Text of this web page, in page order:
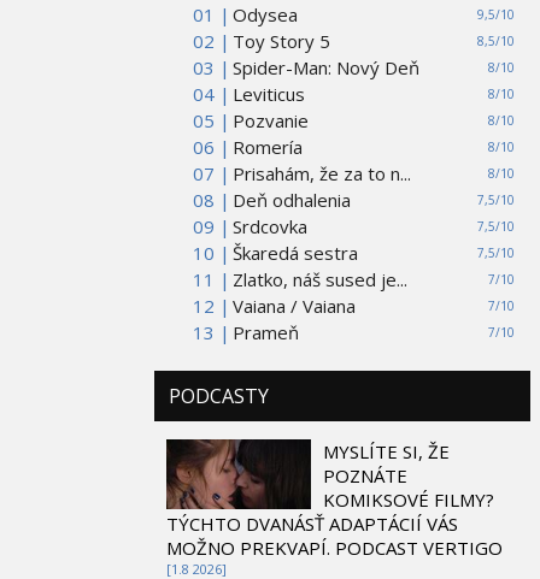
01 | 9,5/10
Odysea
02 |
8,5/10
Toy Story 5
03 |
8/10
Spider-Man: Nový Deň
04 |
8/10
Leviticus
05 |
8/10
Pozvanie
06 |
8/10
Romería
07 |
8/10
Prisahám, že za to n...
08 |
7,5/10
Deň odhalenia
09 |
7,5/10
Srdcovka
10 |
7,5/10
Škaredá sestra
11 |
7/10
Zlatko, náš sused je...
12 |
7/10
Vaiana / Vaiana
13 |
7/10
Prameň
PODCASTY
MYSLÍTE SI, ŽE
POZNÁTE
KOMIKSOVÉ FILMY?
TÝCHTO DVANÁSŤ ADAPTÁCIÍ VÁS
MOŽNO PREKVAPÍ. PODCAST VERTIGO
[1.8 2026]